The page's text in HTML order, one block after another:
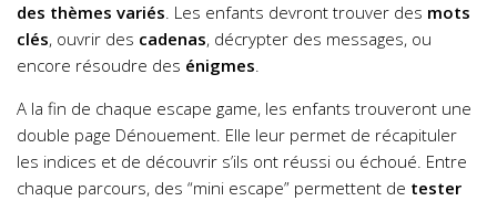
des thèmes variés. Les enfants devront trouver des mots
clés, ouvrir des cadenas, décrypter des messages, ou
encore résoudre des énigmes.
A la fin de chaque escape game, les enfants trouveront une
double page Dénouement. Elle leur permet de récapituler
les indices et de découvrir s’ils ont réussi ou échoué. Entre
chaque parcours, des “mini escape” permettent de tester